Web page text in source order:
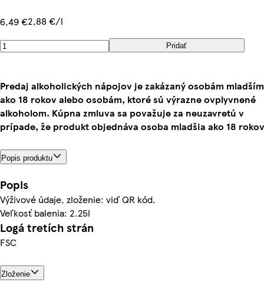
6,49 €2,88 €/l
Pridať
Predaj alkoholických nápojov je zakázaný osobám mladším
ako 18 rokov alebo osobám, ktoré sú výrazne ovplyvnené
alkoholom. Kúpna zmluva sa považuje za neuzavretú v
prípade, že produkt objednáva osoba mladšia ako 18
Popis produktu
Popis
Výživové údaje, zloženie: viď QR kód.
Veľkosť balenia: 2.25l
Logá tretích strán
FSC
Zloženie